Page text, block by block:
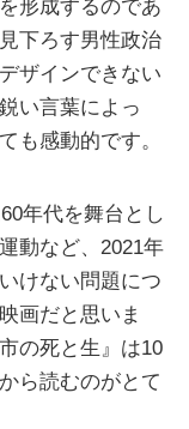
形成するのであ
下ろす男性政治
ザインできない
い言葉によっ
も感動的です。
年代を舞台とし
動など、2021年
けない問題につ
画だと思いま
の死と生』は10
ら読むのがとて